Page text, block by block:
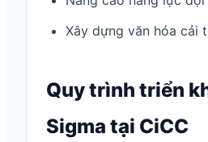
Xây dựng văn hóa cải
Quy trình triển
Sigma tại CiCC